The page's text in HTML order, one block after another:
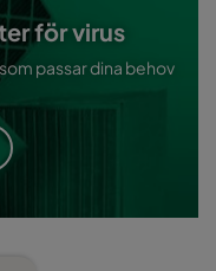
för virus
passar dina behov